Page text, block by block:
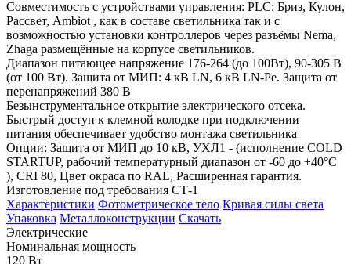
Совместимость с устройствами управления: PLC: Бриз, Кулон,
Рассвет, Ambiot , как в составе светильника так и с
возможностью установки контроллеров через разъёмы Nema,
Zhaga размещённые на корпусе светильников.
Диапазон питающее напряжение 176-264 (до 100Вт), 90-305 В
(от 100 Вт). Защита от МИП: 4 кВ LN, 6 кВ LN-Pe. Защита от
перенапряжений 380 В
Безынструментальное открытие электрического отсека.
Быстрый доступ к клемной колодке при подключении
питания обеспечивает удобство монтажа светильника
Опции: Защита от МИП до 10 кВ, УХЛ1 - (исполнение COLD
STARTUP, рабочий температурный диапазон от -60 до +40°С
), CRI 80, Цвет окраса по RAL, Расширенная гарантия.
Изготовление под требования СТ-1
Характеристики Фотометрическое тело Кривая силы света
Упаковка Металлоконструкции Скачать
Электрические
Номинальная мощность
120 Вт